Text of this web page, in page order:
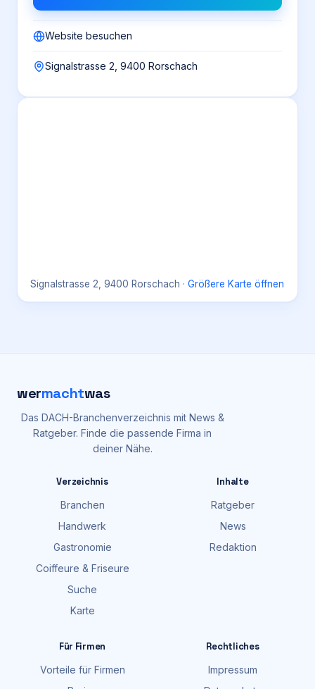
Website besuchen
Signalstrasse 2, 9400 Rorschach
Signalstrasse 2, 9400 Rorschach · Größere Karte öffnen
wermachtwas
Das DACH-Branchenverzeichnis mit News &
Ratgeber. Finde die passende Firma in
deiner Nähe.
Verzeichnis
Branchen
Handwerk
Gastronomie
Coiffeure & Friseure
Suche
Karte
Inhalte
Ratgeber
News
Redaktion
Für Firmen
Vorteile für Firmen
Rechtliches
Impressum